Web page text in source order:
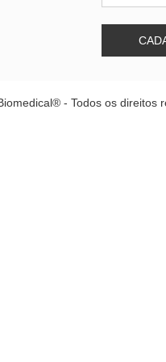
- Todos os direitos